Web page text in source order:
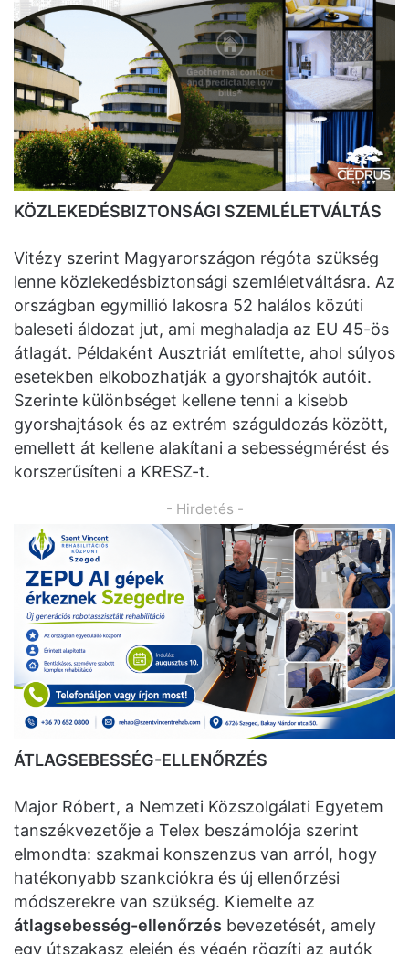
KÖZLEKEDÉSBIZTONSÁGI SZEMLÉLETVÁLTÁS
Vitézy szerint Magyarországon régóta szükség
lenne közlekedésbiztonsági szemléletváltásra. Az
országban egymillió lakosra 52 halálos közúti
baleseti áldozat jut, ami meghaladja az EU 45-ös
átlagát. Példaként Ausztriát említette, ahol súlyos
esetekben elkobozhatják a gyorshajtók autóit.
Szerinte különbséget kellene tenni a kisebb
gyorshajtások és az extrém száguldozás között,
emellett át kellene alakítani a sebességmérést és
korszerűsíteni a KRESZ-t.
- Hirdetés -
ÁTLAGSEBESSÉG-ELLENŐRZÉS
Major Róbert, a Nemzeti Közszolgálati Egyetem
tanszékvezetője a Telex beszámolója szerint
elmondta: szakmai konszenzus van arról, hogy
hatékonyabb szankciókra és új ellenőrzési
módszerekre van szükség. Kiemelte az
átlagsebesség-ellenőrzés bevezetését, amely
egy útszakasz elején és végén rögzíti az autók